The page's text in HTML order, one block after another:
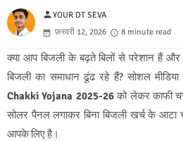
personYOUR DT SEVA
फ़रवरी 12, 2026
8 minute read
क्या आप बिजली के बढ़ते बिलों से परेशान हैं
बिजली का समाधान ढूंढ रहे हैं? सोशल मीडिया
Chakki Yojana 2025-26को लेकर काफी
सोलर पैनल लगाकर बिना बिजली खर्च के आटा
आपके लिए है।